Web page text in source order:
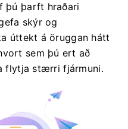
þú þarft hraðari
skýr og
úttekt á öruggan hátt
sem þú ert að
flytja stærri fjármuni.